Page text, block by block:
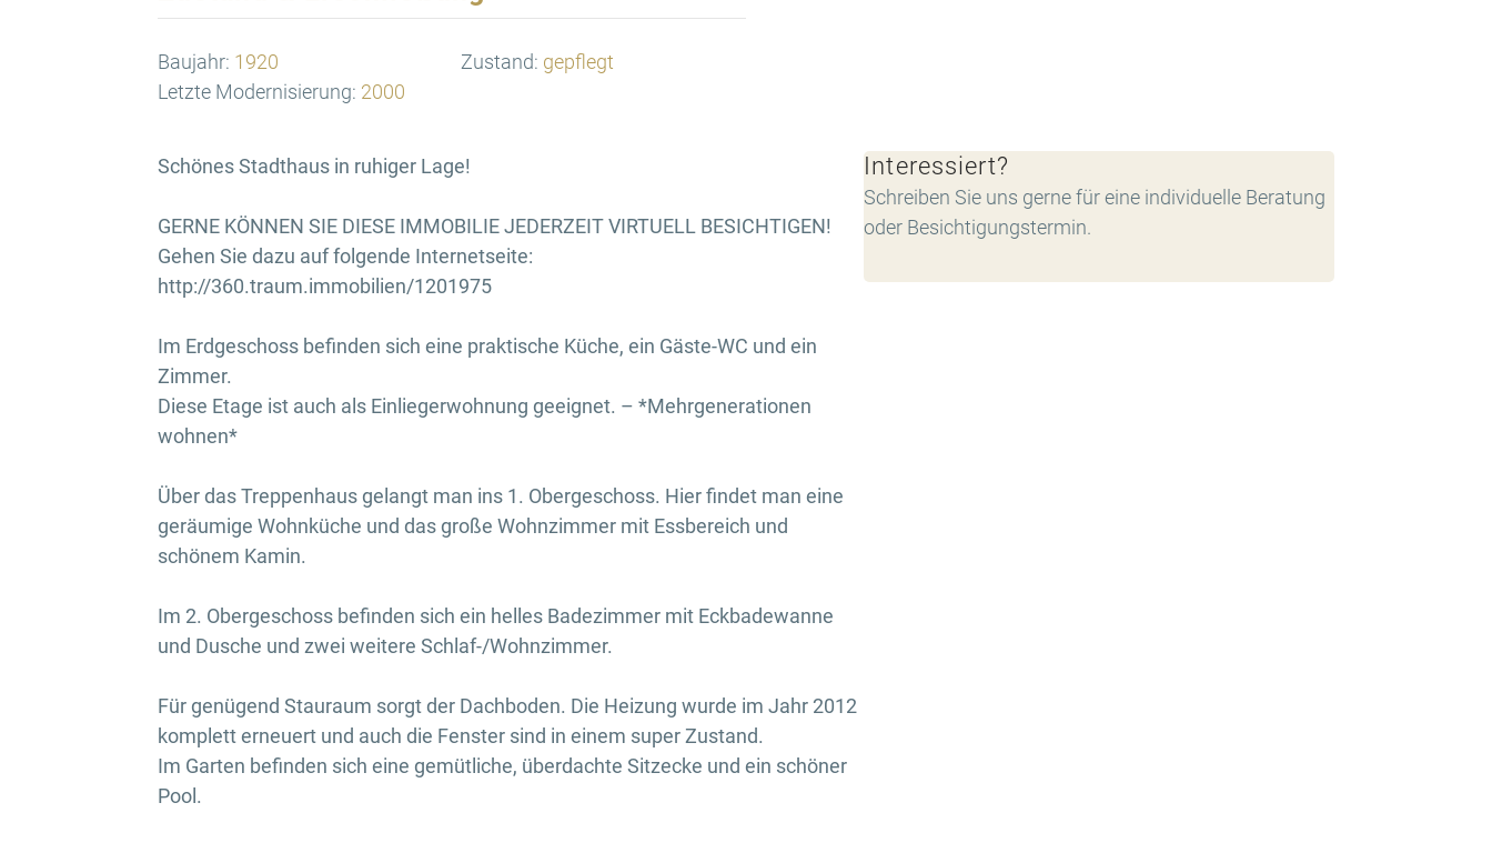
Baujahr: 1920 Zustand: gepflegt
Letzte Modernisierung: 2000
Schönes Stadthaus in ruhiger Lage!
GERNE KÖNNEN SIE DIESE IMMOBILIE JEDERZEIT VIRTUELL BESICHTIGEN!
Gehen Sie dazu auf folgende Internetseite:
http://360.traum.immobilien/1201975
Im Erdgeschoss befinden sich eine praktische Küche, ein Gäste-WC und ein
Zimmer.
Diese Etage ist auch als Einliegerwohnung geeignet. – *Mehrgenerationen
wohnen*
Über das Treppenhaus gelangt man ins 1. Obergeschoss. Hier findet man eine
geräumige Wohnküche und das große Wohnzimmer mit Essbereich und
schönem Kamin.
Im 2. Obergeschoss befinden sich ein helles Badezimmer mit Eckbadewanne
und Dusche und zwei weitere Schlaf-/Wohnzimmer.
Für genügend Stauraum sorgt der Dachboden. Die Heizung wurde im Jahr 2012
komplett erneuert und auch die Fenster sind in einem super Zustand.
Im Garten befinden sich eine gemütliche, überdachte Sitzecke und ein schöner
Pool.
Interessiert?
Schreiben Sie uns gerne für eine individuelle Beratung
oder Besichtigungstermin.